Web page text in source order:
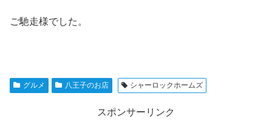
ご馳走様でした。
グルメ 八王子のお店 シャーロックホームズ
スポンサーリンク